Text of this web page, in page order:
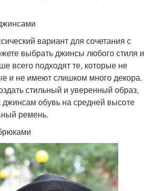
вариант для сочетания с
выбрать джинсы любого стиля и
всего подходят те, которые не
и не имеют слишком много декора.
стильный и уверенный образ,
обувь на средней высоте
ремень.